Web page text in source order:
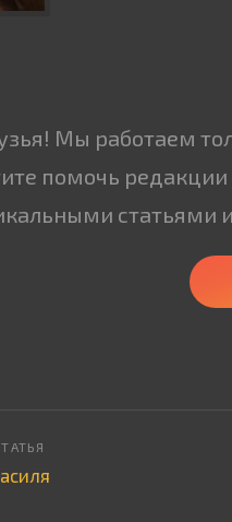
Мы работаем
помочь
статьями